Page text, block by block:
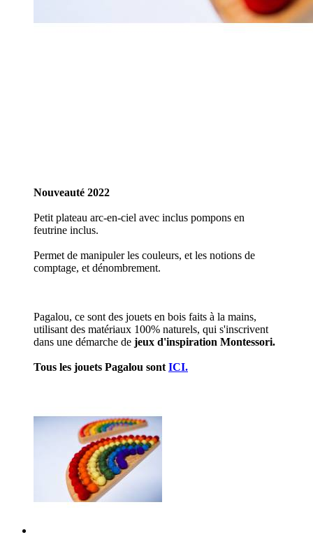
Nouveauté 2022
Petit plateau arc-en-ciel avec inclus pompons en
feutrine inclus.
Permet de manipuler les couleurs, et les notions de
comptage, et dénombrement.
Pagalou, ce sont des jouets en bois faits à la mains,
utilisant des matériaux 100% naturels, qui s'inscrivent
dans une démarche de jeux d'inspiration Montessori.
Tous les jouets Pagalou sont ICI.